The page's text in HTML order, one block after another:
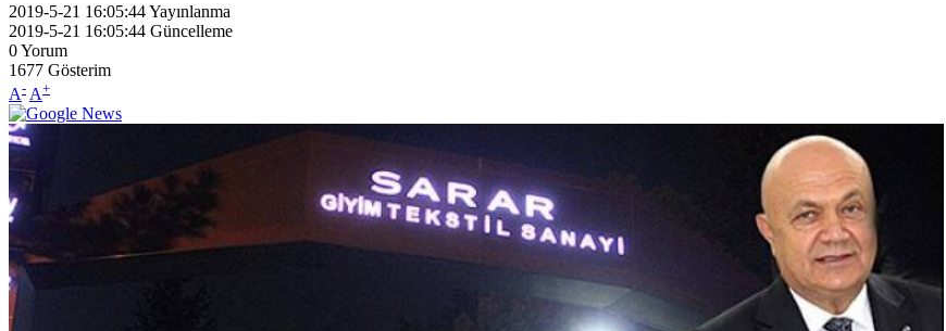
2019-5-21 16:05:44Yayınlanma
2019-5-21 16:05:44 Güncelleme
0Yorum
1677 Gösterim
A- A+